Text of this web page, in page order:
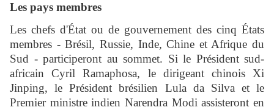
Les pays membres
Les chefs d'État ou de gouvernement des cinq États
membres - Brésil, Russie, Inde, Chine et Afrique du
Sud - participeront au sommet. Si le Président sud-
africain Cyril Ramaphosa, le dirigeant chinois Xi
Jinping, le Président brésilien Lula da Silva et le
Premier ministre indien Narendra Modi assisteront en